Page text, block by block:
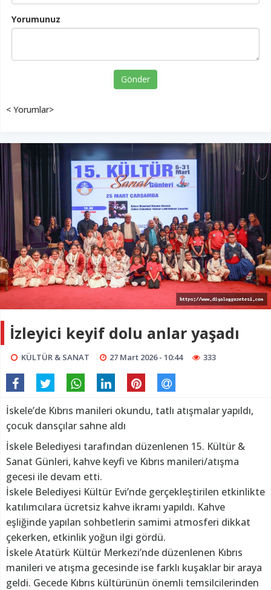
Yorumunuz
Gönder
< Yorumlar>
İzleyici keyif dolu anlar yaşadı
KÜLTÜR & SANAT 27 Mart 2026 - 10:44 333
İskele’de Kıbrıs manileri okundu, tatlı atışmalar yapıldı,
çocuk dansçılar sahne aldı
İskele Belediyesi tarafından düzenlenen 15. Kültür &
Sanat Günleri, kahve keyfi ve Kıbrıs manileri/atışma
gecesi ile devam etti.
İskele Belediyesi Kültür Evi’nde gerçekleştirilen etkinlikte
katılımcılara ücretsiz kahve ikramı yapıldı. Kahve
eşliğinde yapılan sohbetlerin samimi atmosferi dikkat
çekerken, etkinlik yoğun ilgi gördü.
İskele Atatürk Kültür Merkezi’nde düzenlenen Kıbrıs
manileri ve atışma gecesinde ise farklı kuşaklar bir araya
geldi. Gecede Kıbrıs kültürünün önemli temsilcilerinden